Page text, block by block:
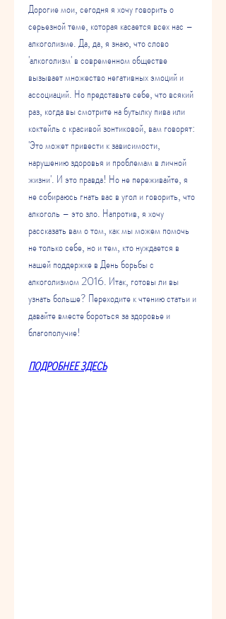
Дорогие мои, сегодня я хочу говорить о
серьезной теме, которая касается всех нас –
алкоголизме. Да, да, я знаю, что слово
'алкоголизм' в современном обществе
вызывает множество негативных эмоций и
ассоциаций. Но представьте себе, что всякий
раз, когда вы смотрите на бутылку пива или
коктейль с красивой зонтиковой, вам говорят:
'Это может привести к зависимости,
нарушению здоровья и проблемам в личной
жизни'. И это правда! Но не переживайте, я
не собираюсь гнать вас в угол и говорить, что
алкоголь – это зло. Напротив, я хочу
рассказать вам о том, как мы можем помочь
не только себе, но и тем, кто нуждается в
нашей поддержке в День борьбы с
алкоголизмом 2016. Итак, готовы ли вы
узнать больше? Переходите к чтению статьи и
давайте вместе бороться за здоровье и
благополучие!
ПОДРОБНЕЕ ЗДЕСЬ